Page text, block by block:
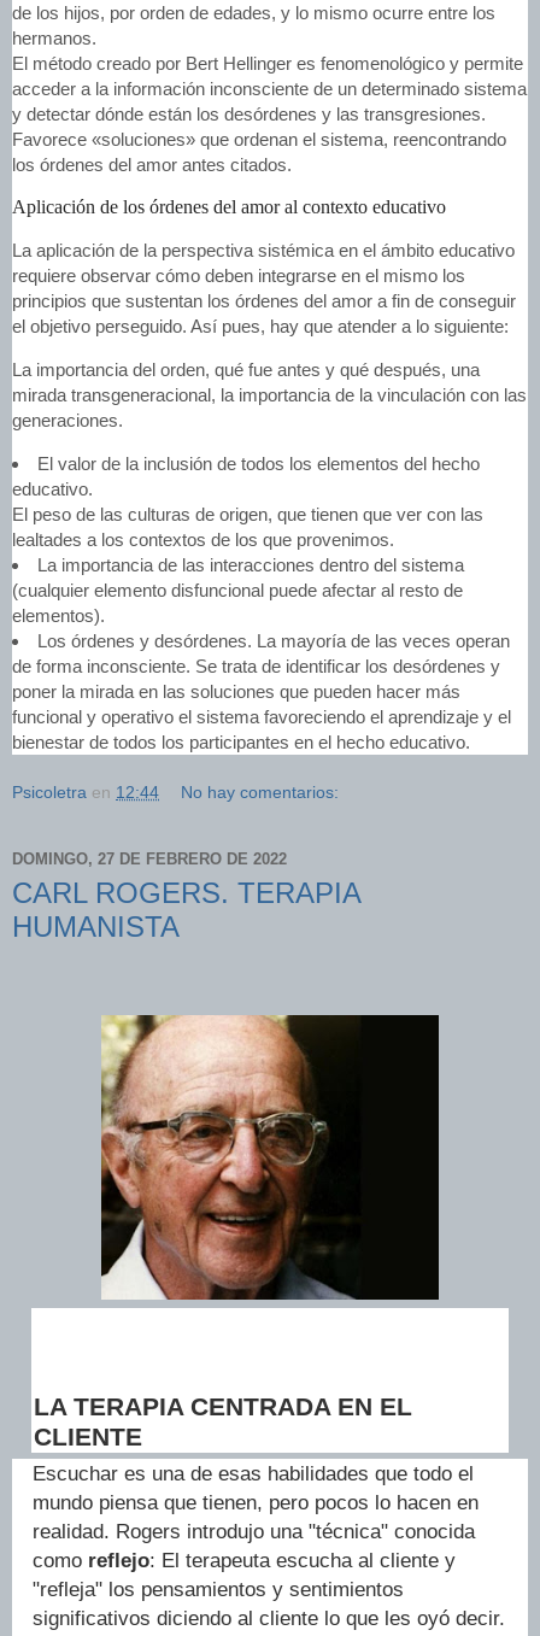
de los hijos, por orden de edades, y lo mismo ocurre entre los
hermanos.
El método creado por Bert Hellinger es fenomenológico y permite
acceder a la información inconsciente de un determinado sistema
y detectar dónde están los desórdenes y las transgresiones.
Favorece «soluciones» que ordenan el sistema, reencontrando
los órdenes del amor antes citados.
Aplicación de los órdenes del amor al contexto educativo
La aplicación de la perspectiva sistémica en el ámbito educativo
requiere observar cómo deben integrarse en el mismo los
principios que sustentan los órdenes del amor a fin de conseguir
el objetivo perseguido. Así pues, hay que atender a lo siguiente:
La importancia del orden, qué fue antes y qué después, una
mirada transgeneracional, la importancia de la vinculación con las
generaciones.
El valor de la inclusión de todos los elementos del hecho
educativo.
El peso de las culturas de origen, que tienen que ver con las
lealtades a los contextos de los que provenimos.
La importancia de las interacciones dentro del sistema
(cualquier elemento disfuncional puede afectar al resto de
elementos).
Los órdenes y desórdenes. La mayoría de las veces operan
de forma inconsciente. Se trata de identificar los desórdenes y
poner la mirada en las soluciones que pueden hacer más
funcional y operativo el sistema favoreciendo el aprendizaje y el
bienestar de todos los participantes en el hecho educativo.
Psicoletra en 12:44 No hay comentarios:
DOMINGO, 27 DE FEBRERO DE 2022
CARL ROGERS. TERAPIA
HUMANISTA
LA TERAPIA CENTRADA EN EL
CLIENTE
Escuchar es una de esas habilidades que todo el
mundo piensa que tienen, pero pocos lo hacen en
realidad. Rogers introdujo una "técnica" conocida
como reflejo: El terapeuta escucha al cliente y
"refleja" los pensamientos y sentimientos
significativos diciendo al cliente lo que les oyó decir.